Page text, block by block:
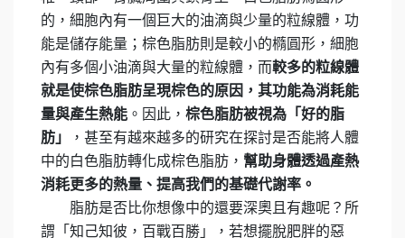
的，細胞內有一個巨大的油滴與少量的粒線體，功
能是儲存能量；棕色脂肪則是較小的橢圓形，細胞
內有多個小油滴與大量的粒線體，而較多的粒線體
就是使棕色脂肪呈現棕色的原因，其功能為消耗能
量與產生熱能 。因此， 棕色脂肪被視為「好的脂
肪」
，甚至有越來越多的研究在探討是否能將人體
中的白色脂肪轉化成棕色脂肪， 幫助身體透過產熱
消耗更多的熱量、提高我們的基礎代謝率。
脂肪是否比你想像中的還要深奧且有趣呢？所
謂「知己知彼，百戰百勝」，若想擺脫肥胖的惡